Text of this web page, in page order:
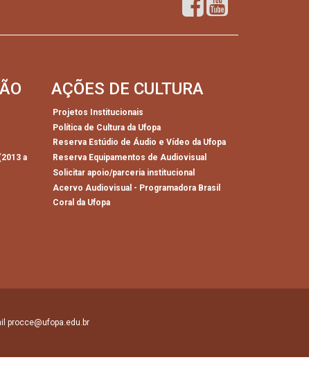
a
AÇÕES DE CULTURA
Projetos Institucionais
Política de Cultura da Ufopa
Reserva Estúdio de Áudio e Vídeo da Ufopa
Reserva Equipamentos de Audiovisual
Solicitar apoio/parceria institucional
Acervo Audiovisual - Programadora Brasil
Coral da Ufopa
procce@ufopa.edu.br